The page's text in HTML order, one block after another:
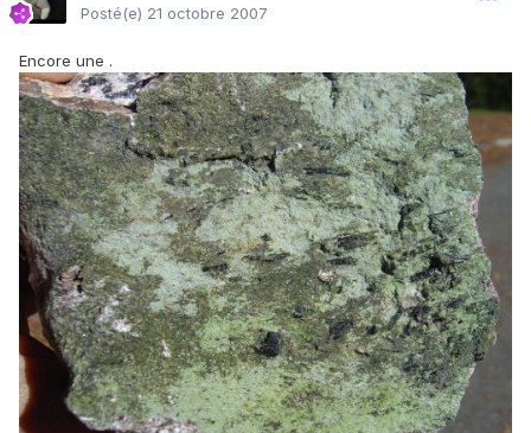
Posté(e) 21 octobre 2007
Encore une .